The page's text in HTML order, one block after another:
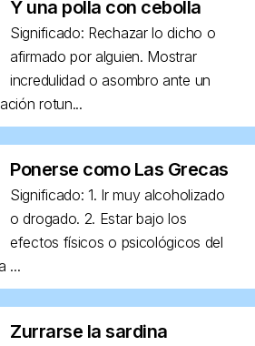
Y una polla con cebolla
Significado: Rechazar lo dicho o
afirmado por alguien. Mostrar
incredulidad o asombro ante un
rotun...
Ponerse como Las Grecas
Significado: 1. Ir muy alcoholizado
o drogado. 2. Estar bajo los
efectos físicos o psicológicos del
...
Zurrarse la sardina